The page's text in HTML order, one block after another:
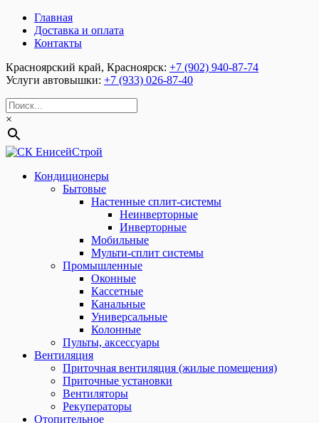
Главная
Доставка и оплата
Контакты
Красноярский край, Красноярск: +7 (902) 940-87-74
Услуги автовышки: +7 (933) 026-87-40
×
Кондиционеры
Бытовые
Настенные сплит-системы
Неинверторные
Инверторные
Мобильные
Мульти-сплит системы
Промышленные
Оконные
Кассетные
Канальные
Универсальные
Колонные
Пульты, аксессуары
Вентиляция
Приточная вентиляция (жилые помещения)
Приточные установки
Вентиляторы
Рекуператоры
Отопительное